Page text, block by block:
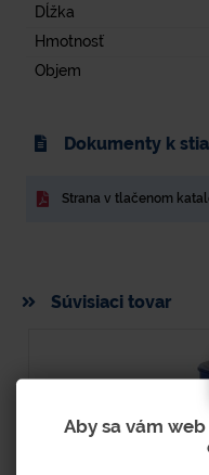
Dĺžka
Hmotnosť
Objem
Dokumenty k
Strana v tlačenom
Súvisiaci tovar
Aby sa vám